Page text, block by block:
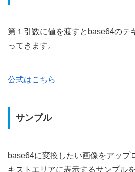
第１引数に値を渡すとbase64のテ
ってきます。
公式はこちら
サンプル
base64に変換したい画像をアップ
キストエリアに表示するサンプル